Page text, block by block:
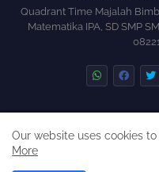
Quadrant Time Majalah
Matematika IPA, SD SMP
Design by -
Aljabar Aritmatika
Our website uses cookies
More